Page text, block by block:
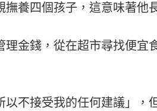
養四個孩子，這意味著他
理金錢，從在超市尋找便
不接受我的任何建議」，